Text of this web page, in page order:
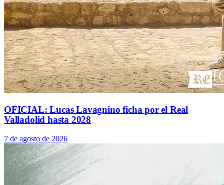
OFICIAL: Lucas Lavagnino ficha por el Real
Valladolid hasta 2028
7 de agosto de 2026